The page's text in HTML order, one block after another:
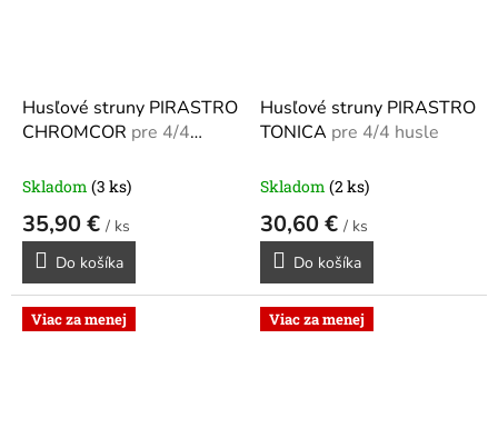
Husľové struny PIRASTRO
CHROMCOR pre 4/4
Skladom (3 ks)
35,90 € / ks
Do košíka
Husľové struny PIRASTRO
TONICA pre 4/4 husle
Skladom (2 ks)
30,60 € / ks
Do košíka
Viac za menej Viac za menej